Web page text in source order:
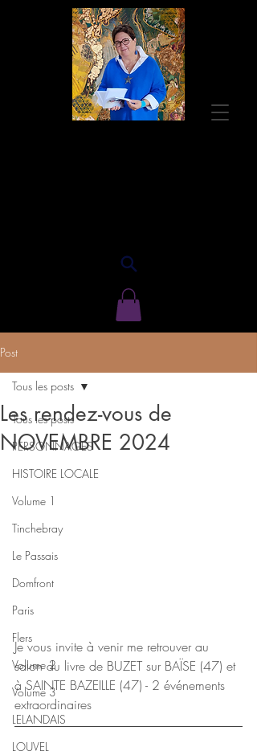
Post
Tous les posts
PERSONNAGES
HISTOIRE LOCALE
Volume 1
Tinchebray
Le Passais
Domfront
Paris
Flers
Volume 2
Volume 3
LELANDAIS
LOUVEL
Tous les posts
Les rendez-vous de
NOVEMBRE 2024
Je vous invite à venir me retrouver au
salon du livre de BUZET sur BAÏSE (47) et
à SAINTE BAZEILLE (47) - 2 événements
extraordinaires